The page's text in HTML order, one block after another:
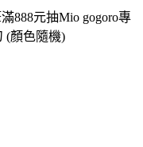
888元抽Mio gogoro專
(顏色隨機)